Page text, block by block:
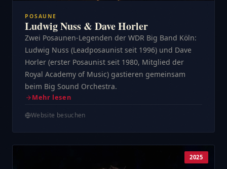
POSAUNE
Ludwig Nuss & Dave Horler
Zwei Posaunen-Legenden der WDR Big Band Köln:
Ludwig Nuss (Leadposaunist seit 1996) und Dave
Horler (erster Posaunist seit 1980, Mitglied der
Royal Academy of Music) gastieren gemeinsam
beim Big Sound Orchestra.
Mehr lesen
Website besuchen
2025